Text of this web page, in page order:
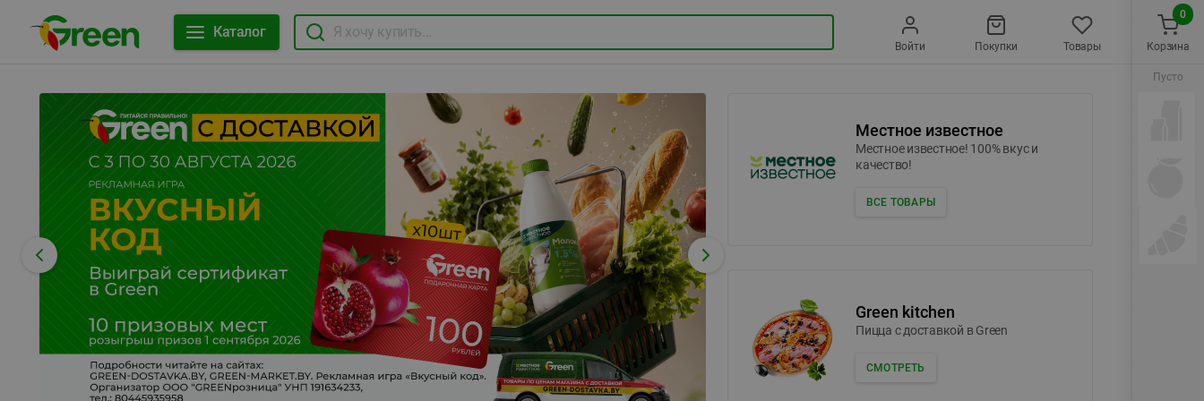
Каталог
Войти Покупки Товары
Местное известное
Местное известное! 100% вкус и
качество!
ВСЕ ТОВАРЫ
Green kitchen
Пицца c доставкой в Green
СМОТРЕТЬ
Корзина
0
Пусто